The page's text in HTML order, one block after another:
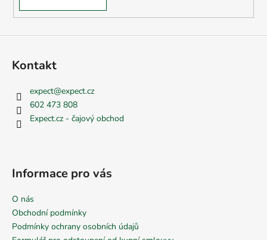
Kontakt
expect@expect.cz
602 473 808
Expect.cz - čajový obchod
Informace pro vás
O nás
Obchodní podmínky
Podmínky ochrany osobních údajů